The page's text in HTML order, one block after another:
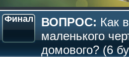
Финал ВОПРОС: Как
маленького
домового? (6